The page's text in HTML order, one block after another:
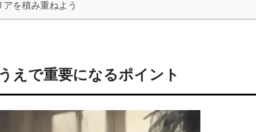
を積み重ねよう
えで重要になるポイント